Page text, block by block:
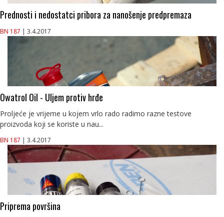
Prednosti i nedostatci pribora za nanošenje predpremaza
BN 187 | 3.4.2017
Owatrol Oil - Uljem protiv hrđe
Proljeće je vrijeme u kojem vrlo rado radimo razne testove
proizvoda koji se koriste u nau...
BN 187 | 3.4.2017
Priprema površina